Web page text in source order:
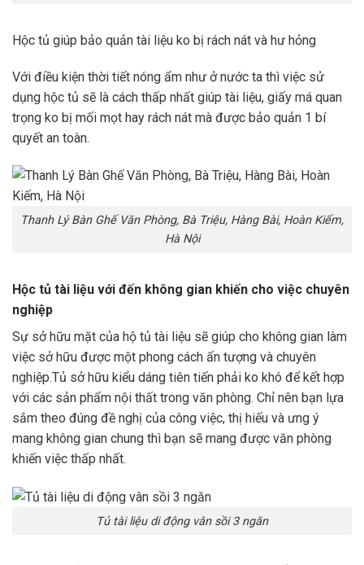
Hộc tủ giúp bảo quản tài liệu ko bị rách nát và hư hỏng
Với điều kiện thời tiết nóng ẩm như ở nước ta thì việc sử
dụng hộc tủ sẽ là cách thấp nhất giúp tài liệu, giấy má quan
trọng ko bị mối mọt hay rách nát mà được bảo quản 1 bí
quyết an toàn.
Thanh Lý Bàn Ghế Văn Phòng, Bà Triệu, Hàng Bài, Hoàn Kiếm,
Hà Nội
Hộc tủ tài liệu với đến không gian khiến cho việc chuyên
nghiệp
Sự sở hữu mặt của hộ tủ tài liệu sẽ giúp cho không gian làm
việc sở hữu được một phong cách ấn tượng và chuyên
nghiệp.Tủ sở hữu kiểu dáng tiên tiến phải ko khó để kết hợp
với các sản phẩm nội thất trong văn phòng. Chỉ nên bạn lựa
sắm theo đúng đề nghị của công việc, thị hiếu và ưng ý
mang không gian chung thì bạn sẽ mang được văn phòng
khiến việc thấp nhất.
Tủ tài liệu di động vân sồi 3 ngăn